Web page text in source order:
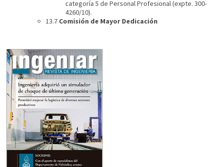
categoría 5 de Personal Profesional (expte. 300-
4260/10).
13.7 Comisión de Mayor Dedicación